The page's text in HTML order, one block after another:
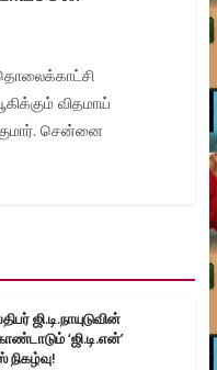
விதமாய்
சென்னை
ஜி.டி.நாயுடுவின்
‘ஜி.டி.என்’
நிகழ்வு!